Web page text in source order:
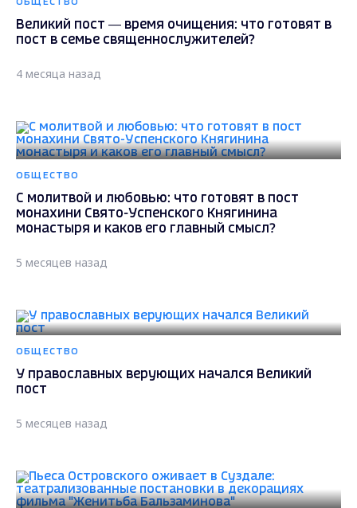
ОБЩЕСТВО
Великий пост — время очищения: что готовят в
пост в семье священнослужителей?
4 месяца назад
ОБЩЕСТВО
С молитвой и любовью: что готовят в пост
монахини Свято-Успенского Княгинина
монастыря и каков его главный смысл?
5 месяцев назад
ОБЩЕСТВО
У православных верующих начался Великий
пост
5 месяцев назад